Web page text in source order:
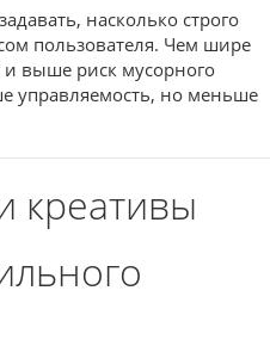
насколько строго
пользователя. Чем шире
и выше риск мусорного
управляемость, но меньше
креативы